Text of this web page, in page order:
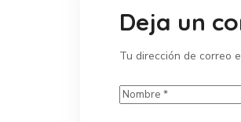
Deja un
Tu dirección de correo